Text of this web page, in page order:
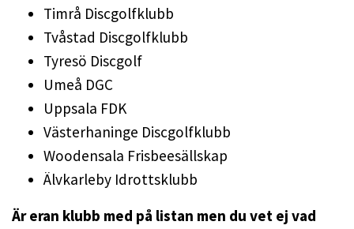
Timrå Discgolfklubb
Tvåstad Discgolfklubb
Tyresö Discgolf
Umeå DGC
Uppsala FDK
Västerhaninge Discgolfklubb
Woodensala Frisbeesällskap
Älvkarleby Idrottsklubb
Är eran klubb med på listan men du vet ej vad